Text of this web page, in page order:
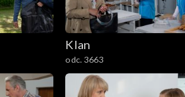
Klan
odc. 3663